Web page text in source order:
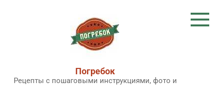
Погребок
Рецепты с пошаговыми инструкциями, фото и